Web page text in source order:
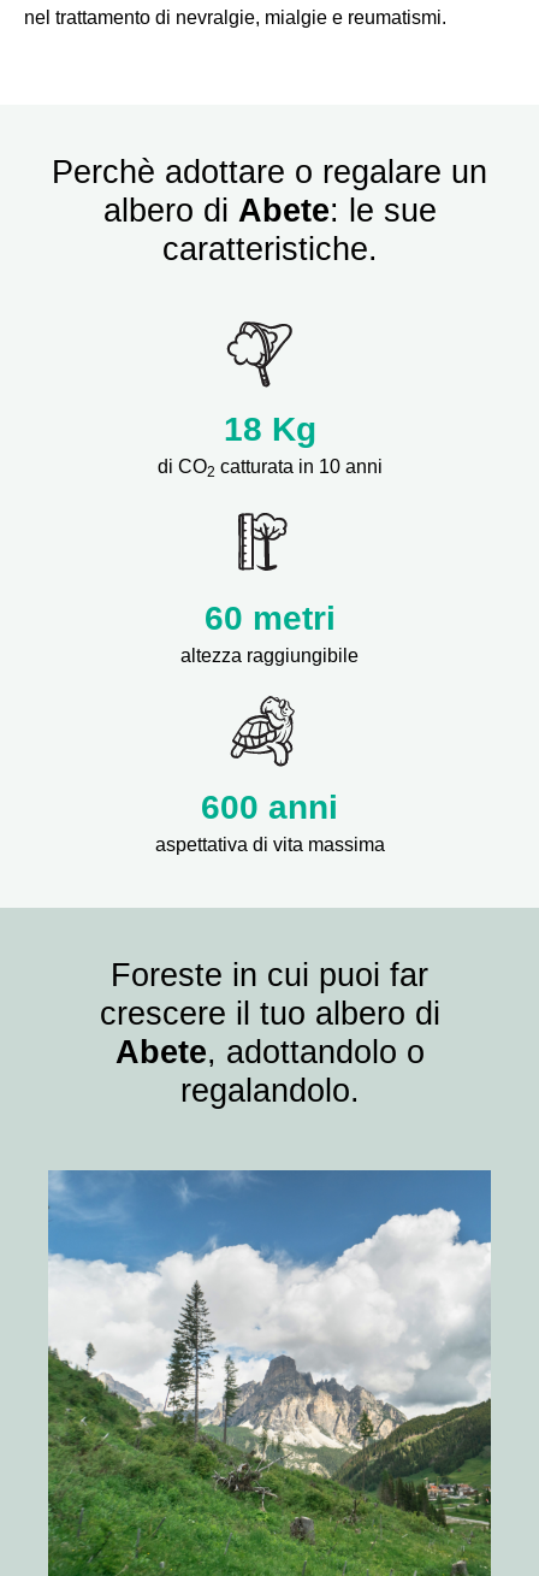
nel trattamento di nevralgie, mialgie e reumatismi.
Perchè adottare o regalare un
albero di Abete: le sue
caratteristiche.
18 Kg
di CO2 catturata in 10 anni
60 metri
altezza raggiungibile
600 anni
aspettativa di vita massima
Foreste in cui puoi far
crescere il tuo albero di
Abete, adottandolo o
regalandolo.